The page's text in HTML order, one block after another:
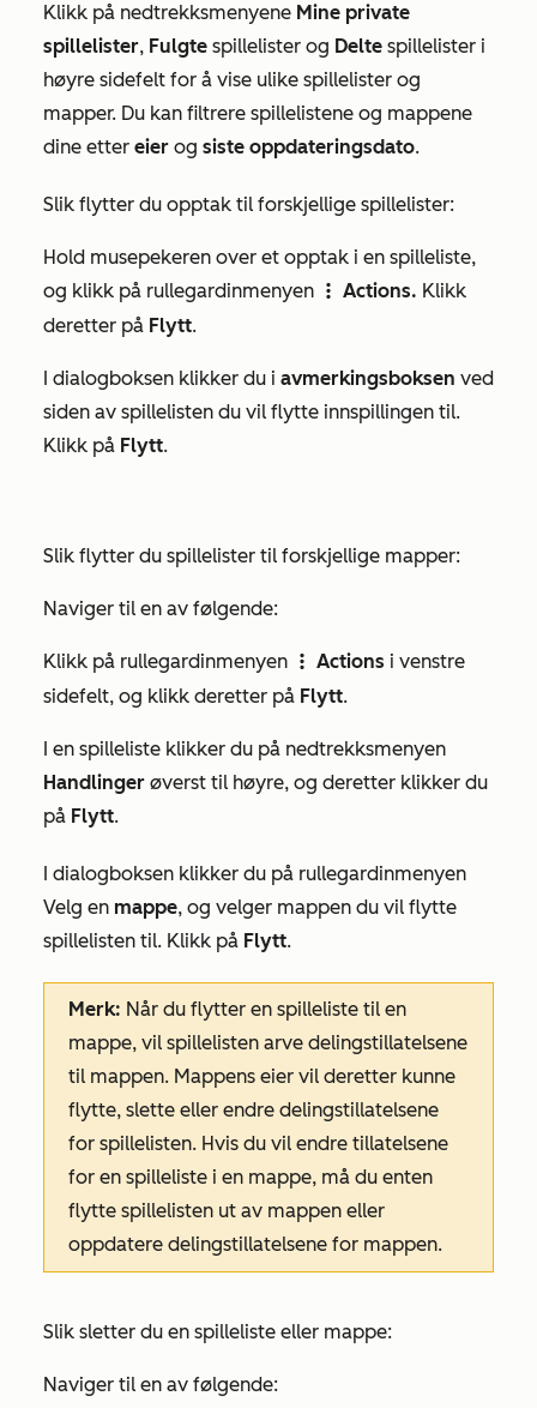
Klikk på nedtrekksmenyene Mine private
spillelister, Fulgte spillelister og Delte spillelister i
høyre sidefelt for å vise ulike spillelister og
mapper. Du kan filtrere spillelistene og mappene
dine etter eier og siste oppdateringsdato.
Slik flytter du opptak til forskjellige spillelister:
Hold musepekeren over et opptak i en spilleliste,
og klikk på rullegardinmenyen
verticalMenu Actions. Klikk
deretter på Flytt.
I dialogboksen klikker du i avmerkingsboksen ved
siden av spillelisten du vil flytte innspillingen til.
Klikk på Flytt.
Slik flytter du spillelister til forskjellige mapper:
Naviger til en av følgende:
Klikk på rullegardinmenyen verticalMenu Actions i venstre
sidefelt, og klikk deretter på Flytt.
I en spilleliste klikker du på nedtrekksmenyen
Handlinger øverst til høyre, og deretter klikker du
på Flytt.
I dialogboksen klikker du på rullegardinmenyen
Velg en mappe, og velger mappen du vil flytte
spillelisten til. Klikk på Flytt.
Merk: Når du flytter en spilleliste til en
mappe, vil spillelisten arve delingstillatelsene
til mappen. Mappens eier vil deretter kunne
flytte, slette eller endre delingstillatelsene
for spillelisten. Hvis du vil endre tillatelsene
for en spilleliste i en mappe, må du enten
flytte spillelisten ut av mappen eller
oppdatere delingstillatelsene for mappen.
Slik sletter du en spilleliste eller mappe:
Naviger til en av følgende: